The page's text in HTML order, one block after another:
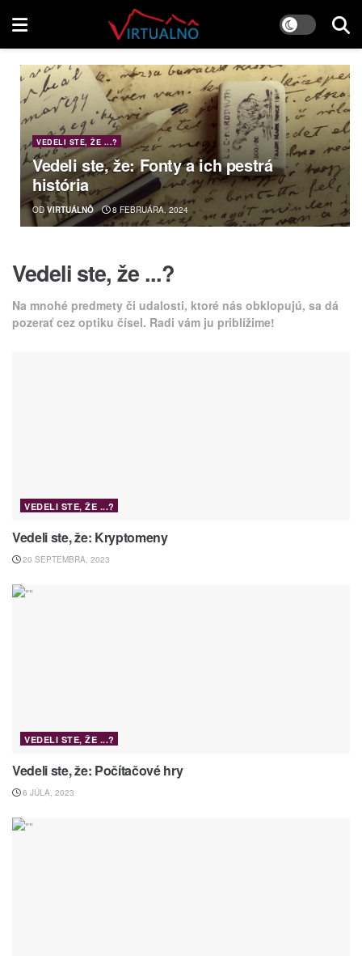
VEDELI STE, ŽE ...?
Vedeli ste, že: Fonty a ich pestrá
história
OD VIRTUÁLNÔ 8 FEBRUÁRA, 2024
Vedeli ste, že ...?
Na mnohé predmety či udalosti, ktoré nás obklopujú, sa dá
pozerať cez optiku čísel. Radi vám ju priblížime!
VEDELI STE, ŽE ...?
Vedeli ste, že: Kryptomeny
20 SEPTEMBRA, 2023
VEDELI STE, ŽE ...?
Vedeli ste, že: Počítačové hry
6 JÚLA, 2023